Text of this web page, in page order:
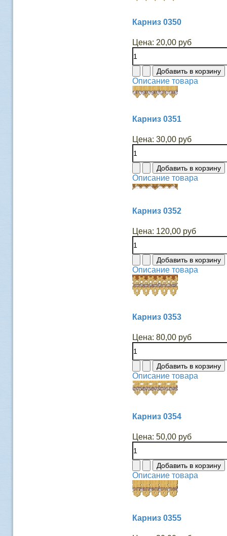
Карниз 0350
Цена: 20,00 руб
Описание товара
Карниз 0351
Цена: 30,00 руб
Описание товара
Карниз 0352
Цена: 120,00 руб
Описание товара
Карниз 0353
Цена: 80,00 руб
Описание товара
Карниз 0354
Цена: 50,00 руб
Описание товара
Карниз 0355